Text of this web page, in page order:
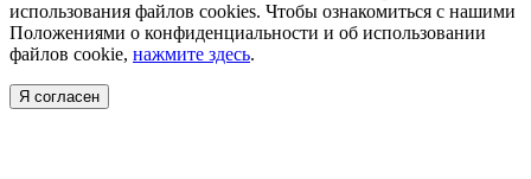
использования файлов cookies. Чтобы ознакомиться с нашими
Положениями о конфиденциальности и об использовании
файлов cookie, нажмите здесь.
Я согласен